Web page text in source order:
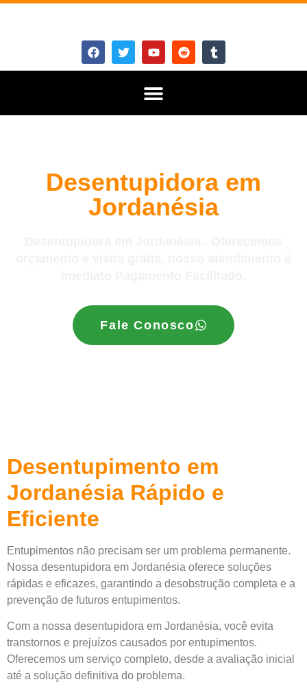
Desentupidora em
Jordanésia
Fale Conosco
Desentupimento em
Jordanésia Rápido e
Eficiente
Entupimentos não precisam ser um problema permanente.
Nossa desentupidora em Jordanésia oferece soluções
rápidas e eficazes, garantindo a desobstrução completa e a
prevenção de futuros entupimentos.
Com a nossa desentupidora em Jordanésia, você evita
transtornos e prejuízos causados por entupimentos.
Oferecemos um serviço completo, desde a avaliação inicial
até a solução definitiva do problema.